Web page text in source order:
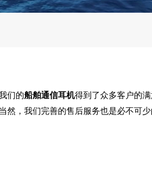
们的船舶通信耳机得到了众多客户的满
然，我们完善的售后服务也是必不可